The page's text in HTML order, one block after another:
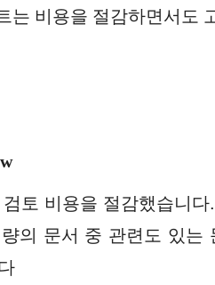
는 비용을 절감하면서도
토 비용을 절감했습니다.
의 문서 중 관련도 있는